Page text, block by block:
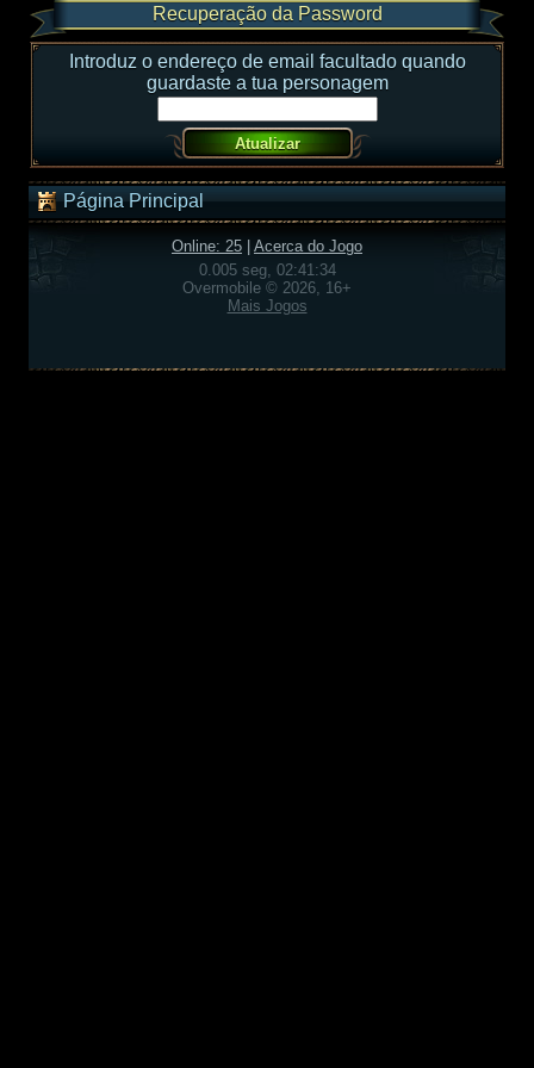
Recuperação da Password
Introduz o endereço de email facultado quando
guardaste a tua personagem
Página Principal
Online: 25
Acerca do Jogo
0.005 seg, 02:41:34
Overmobile © 2026, 16+
Mais Jogos